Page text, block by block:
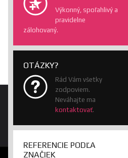
Výkonný, spoľahlivý a
pravidelne
zálohovaný.
OTÁZKY?
Rád Vám všetky
zodpoviem.
Neváhajte ma
kontaktovať.
REFERENCIE PODĽA
ZNAČIEK